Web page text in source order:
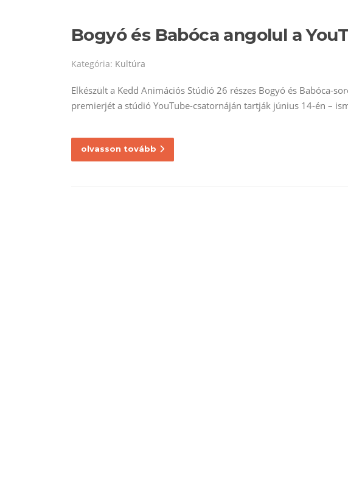
Bogyó és Babóca angolul a
Kategória: Kultúra
Elkészült a Kedd Animációs Stúdió 26 részes Bogyó és Babóca-
premierjét a stúdió YouTube-csatornáján tartják június 14-én –
olvasson tovább